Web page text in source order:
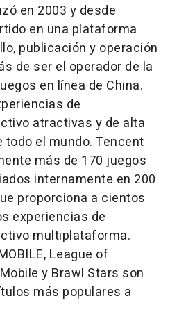
en 2003 y desde
en una plataforma
publicación y operación
de ser el operador de la
en línea de China.
de
atractivas y de alta
todo el mundo. Tencent
más de 170 juegos
internamente en 200
proporciona a cientos
experiencias de
multiplataforma.
League of
y Brawl Stars son
más populares a